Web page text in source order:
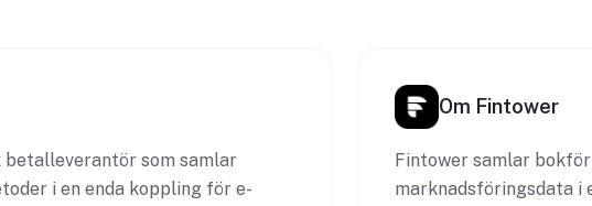
betalleverantör som samlar
i en enda koppling för e-
Om Fintower
Fintower samlar
marknadsföringsdata i